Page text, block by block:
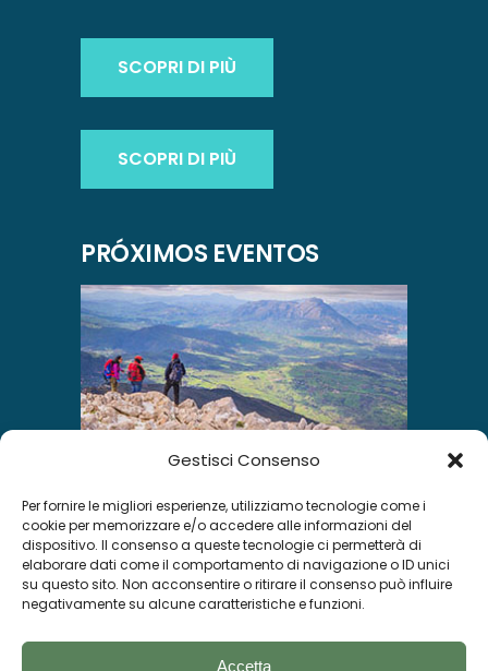
Gestisci Consenso
Per fornire le migliori esperienze, utilizziamo tecnologie come i
cookie per memorizzare e/o accedere alle informazioni del
dispositivo. Il consenso a queste tecnologie ci permetterà di
elaborare dati come il comportamento di navigazione o ID unici
su questo sito. Non acconsentire o ritirare il consenso può influire
negativamente su alcune caratteristiche e funzioni.
Accetta
SCOPRI DI PIÙ
SCOPRI DI PIÙ
PRÓXIMOS EVENTOS
INSTAGRAM
Segui su Instagram